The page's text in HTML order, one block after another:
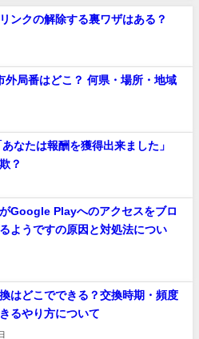
ンクの解除する裏ワザはある？
外局番はどこ？ 何県・場所・地域
なたは報酬を獲得出来ました」
？
Google Playへのアクセスをブロ
ようですの原因と対処法につい
はどこでできる？交換時期・頻度
るやり方について